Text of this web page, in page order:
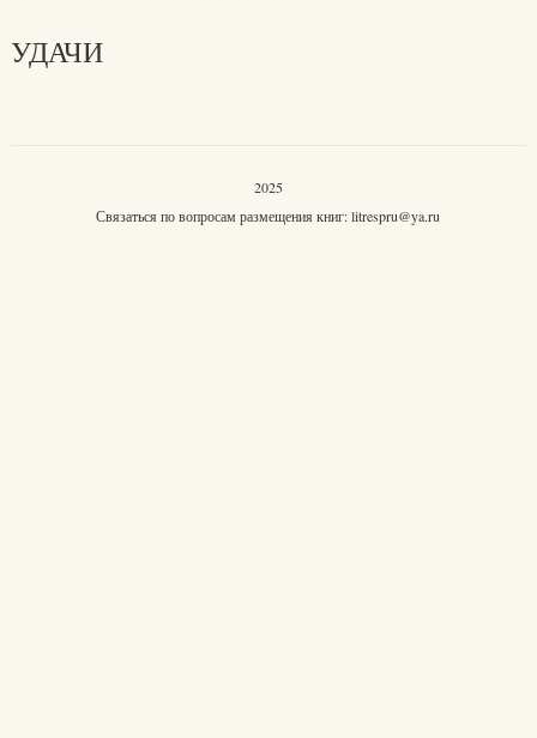
УДАЧИ
2025
Связаться по вопросам размещения книг:litrespru@ya.ru